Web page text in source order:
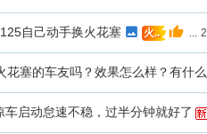
自己动手换火花塞 火.. ... 2
花塞的车友吗？效果怎么样？有什
启动怠速不稳，过半分钟就好了